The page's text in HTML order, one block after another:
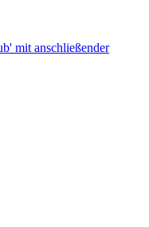
mit anschließender